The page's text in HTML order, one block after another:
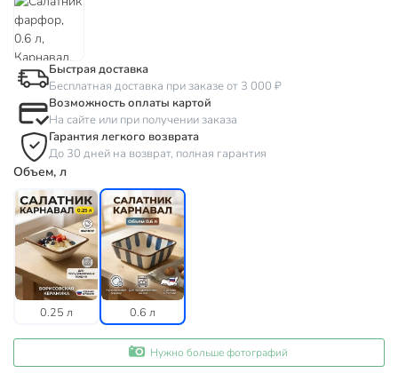
Быстрая доставка
Бесплатная доставка при заказе от 3 000 ₽
Возможность оплаты картой
На сайте или при получении заказа
Гарантия легкого возврата
До 30 дней на возврат, полная гарантия
Объем, л
0.25 л 0.6 л
Нужно больше фотографий